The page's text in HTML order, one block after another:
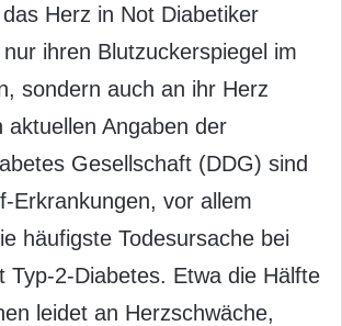
Herz in Not Diabetiker
ihren Blutzuckerspiegel im
sondern auch an ihr Herz
aktuellen Angaben der
Gesellschaft (DDG) sind
Erkrankungen, vor allem
häufigste Todesursache bei
Typ-2-Diabetes. Etwa die Hälfte
leidet an Herzschwäche,